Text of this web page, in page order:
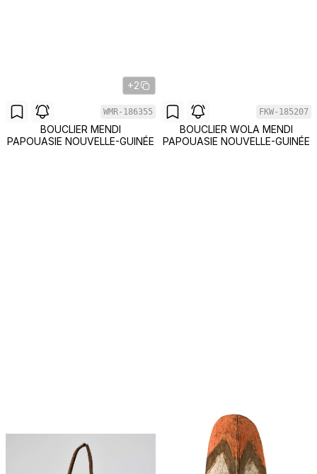
+2
WMR-186355
BOUCLIER MENDI
PAPOUASIE NOUVELLE-GUINÉE
FKW-185207
BOUCLIER WOLA MENDI
PAPOUASIE NOUVELLE-GUINÉE